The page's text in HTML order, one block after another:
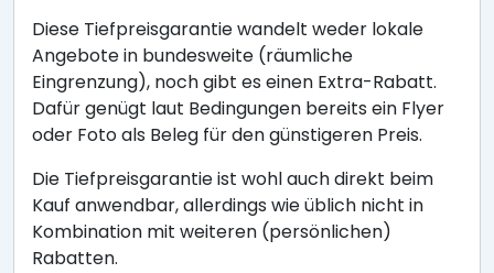
Diese Tiefpreisgarantie wandelt weder lokale
Angebote in bundesweite (räumliche
Eingrenzung), noch gibt es einen Extra-Rabatt.
Dafür genügt laut Bedingungen bereits ein Flyer
oder Foto als Beleg für den günstigeren Preis.
Die Tiefpreisgarantie ist wohl auch direkt beim
Kauf anwendbar, allerdings wie üblich nicht in
Kombination mit weiteren (persönlichen)
Rabatten.